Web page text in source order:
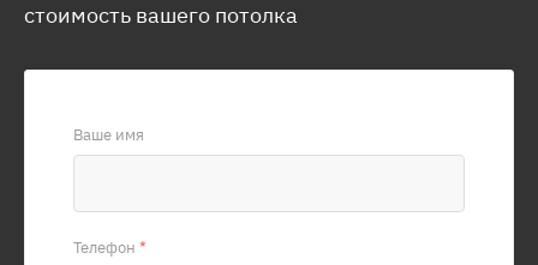
стоимость вашего потолка
Ваше имя
Телефон *